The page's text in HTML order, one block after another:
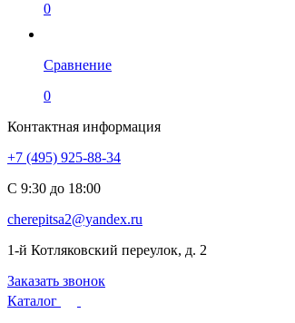
0
Сравнение
0
Контактная информация
+7 (495) 925-88-34
С 9:30 до 18:00
cherepitsa2@yandex.ru
1-й Котляковский переулок, д. 2
Заказать звонок
Каталог